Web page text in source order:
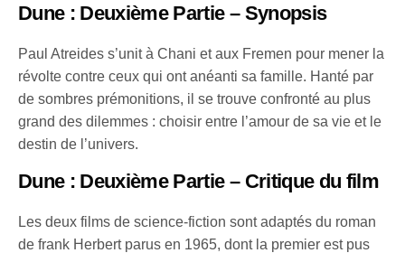
Dune : Deuxième Partie– Synopsis
Paul Atreides s’unit à Chani et aux Fremen pour mener la
révolte contre ceux qui ont anéanti sa famille. Hanté par
de sombres prémonitions, il se trouve confronté au plus
grand des dilemmes : choisir entre l’amour de sa vie et le
destin de l’univers.
Dune : Deuxième Partie– Critique du film
Les deux films de science-fiction sont adaptés du roman
de frank Herbert parus en 1965, dont la premier est pus